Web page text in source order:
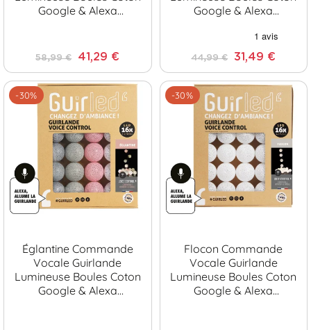
Google & Alexa
58,99 € 41,29 €
Google & Alexa
44,99 € 31,49 €
-30%
Églantine Commande
Vocale Guirlande
Lumineuse Boules Coton
Google & Alexa
-30%
Flocon Commande
Vocale Guirlande
Lumineuse Boules Coton
Google & Alexa